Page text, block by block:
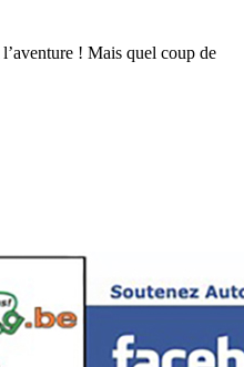
! Mais quel coup de